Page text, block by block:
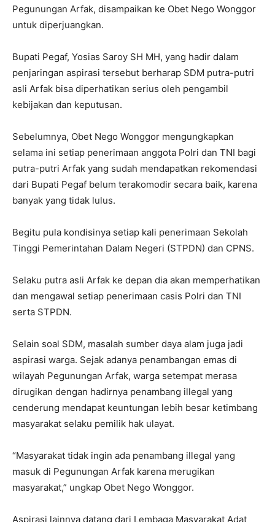
Pegunungan Arfak, disampaikan ke Obet Nego Wonggor
untuk diperjuangkan.
Bupati Pegaf, Yosias Saroy SH MH, yang hadir dalam
penjaringan aspirasi tersebut berharap SDM putra-putri
asli Arfak bisa diperhatikan serius oleh pengambil
kebijakan dan keputusan.
Sebelumnya, Obet Nego Wonggor mengungkapkan
selama ini setiap penerimaan anggota Polri dan TNI bagi
putra-putri Arfak yang sudah mendapatkan rekomendasi
dari Bupati Pegaf belum terakomodir secara baik, karena
banyak yang tidak lulus.
Begitu pula kondisinya setiap kali penerimaan Sekolah
Tinggi Pemerintahan Dalam Negeri (STPDN) dan CPNS.
Selaku putra asli Arfak ke depan dia akan memperhatikan
dan mengawal setiap penerimaan casis Polri dan TNI
serta STPDN.
Selain soal SDM, masalah sumber daya alam juga jadi
aspirasi warga. Sejak adanya penambangan emas di
wilayah Pegunungan Arfak, warga setempat merasa
dirugikan dengan hadirnya penambang illegal yang
cenderung mendapat keuntungan lebih besar ketimbang
masyarakat selaku pemilik hak ulayat.
“Masyarakat tidak ingin ada penambang illegal yang
masuk di Pegunungan Arfak karena merugikan
masyarakat,” ungkap Obet Nego Wonggor.
Aspirasi lainnya datang dari Lembaga Masyarakat Adat